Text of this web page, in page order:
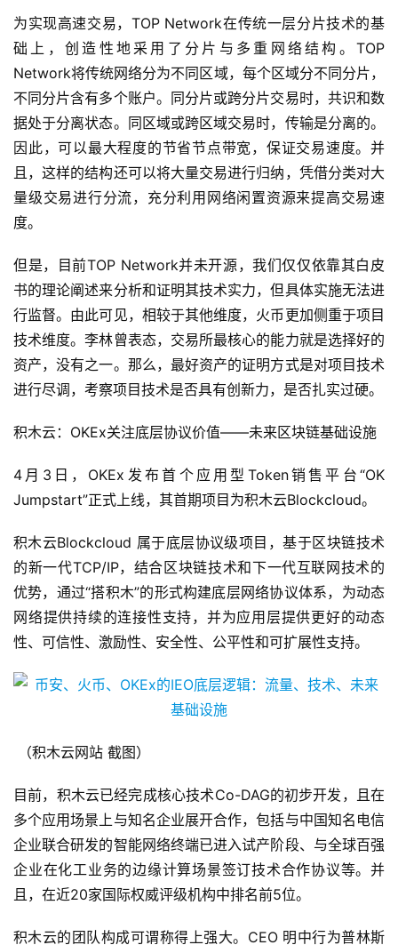
为实现高速交易，TOP Network在传统一层分片技术的基
础上，创造性地采用了分片与多重网络结构。TOP
Network将传统网络分为不同区域，每个区域分不同分片，
不同分片含有多个账户。同分片或跨分片交易时，共识和数
据处于分离状态。同区域或跨区域交易时，传输是分离的。
因此，可以最大程度的节省节点带宽，保证交易速度。并
且，这样的结构还可以将大量交易进行归纳，凭借分类对大
量级交易进行分流，充分利用网络闲置资源来提高交易速
度。
但是，目前TOP Network并未开源，我们仅仅依靠其白皮
书的理论阐述来分析和证明其技术实力，但具体实施无法进
行监督。由此可见，相较于其他维度，火币更加侧重于项目
技术维度。李林曾表态，交易所最核心的能力就是选择好的
资产，没有之一。那么，最好资产的证明方式是对项目技术
进行尽调，考察项目技术是否具有创新力，是否扎实过硬。
积木云：OKEx关注底层协议价值——未来区块链基础设施
4月3日，OKEx发布首个应用型Token销售平台“OK
Jumpstart”正式上线，其首期项目为积木云Blockcloud。
积木云Blockcloud 属于底层协议级项目，基于区块链技术
的新一代TCP/IP，结合区块链技术和下一代互联网技术的
优势，通过“搭积木”的形式构建底层网络协议体系，为动态
网络提供持续的连接性支持，并为应用层提供更好的动态
性、可信性、激励性、安全性、公平性和可扩展性支持。
（积木云网站 截图）
目前，积木云已经完成核心技术Co-DAG的初步开发，且在
多个应用场景上与知名企业展开合作，包括与中国知名电信
企业联合研发的智能网络终端已进入试产阶段、与全球百强
企业在化工业务的边缘计算场景签订技术合作协议等。并
且，在近20家国际权威评级机构中排名前5位。
积木云的团队构成可谓称得上强大。CEO 明中行为普林斯